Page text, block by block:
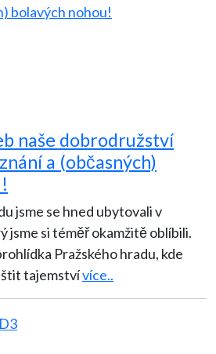
naše dobrodružství
a (občasných)
jsme si téměř okamžitě oblíbili.
Pražského hradu, kde
tajemstvívíce..